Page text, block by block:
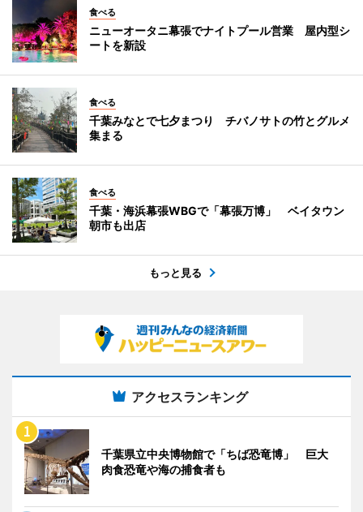
食べる
ニューオータニ幕張でナイトプール営業 屋内型シ
ートを新設
食べる
千葉みなとで七夕まつり チバノサトの竹とグルメ
集まる
食べる
千葉・海浜幕張WBGで「幕張万博」 ベイタウン
朝市も出店
もっと見る
アクセスランキング
千葉県立中央博物館で「ちば恐竜博」 巨大
肉食恐竜や海の捕食者も